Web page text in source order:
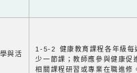
與活
1-5-2 健康教育課程各年級每
少一節課；教師應參與健康促
相關課程研習或專業在職進修